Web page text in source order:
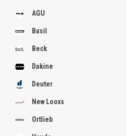
AGU
Basil
Beck
Dakine
Deuter
New Looxs
Ortlieb